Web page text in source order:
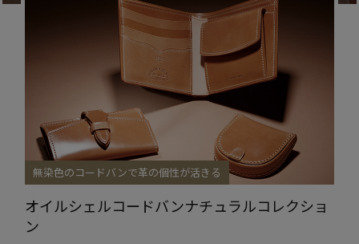
オイルシェルコードバンナチュラルコレクショ
ン
無染色のコードバンで革の個性が活きる